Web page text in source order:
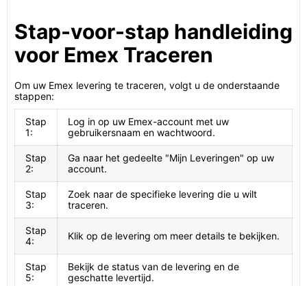
Stap-voor-stap handleiding
voor Emex Traceren
Om uw Emex levering te traceren, volgt u de onderstaande
stappen:
Stap
1:
Log in op uw Emex-account met uw
gebruikersnaam en wachtwoord.
Stap
2:
Ga naar het gedeelte "Mijn Leveringen" op uw
account.
Stap
3:
Zoek naar de specifieke levering die u wilt
traceren.
Stap
4:
Klik op de levering om meer details te bekijken.
Stap
5:
Bekijk de status van de levering en de
geschatte levertijd.